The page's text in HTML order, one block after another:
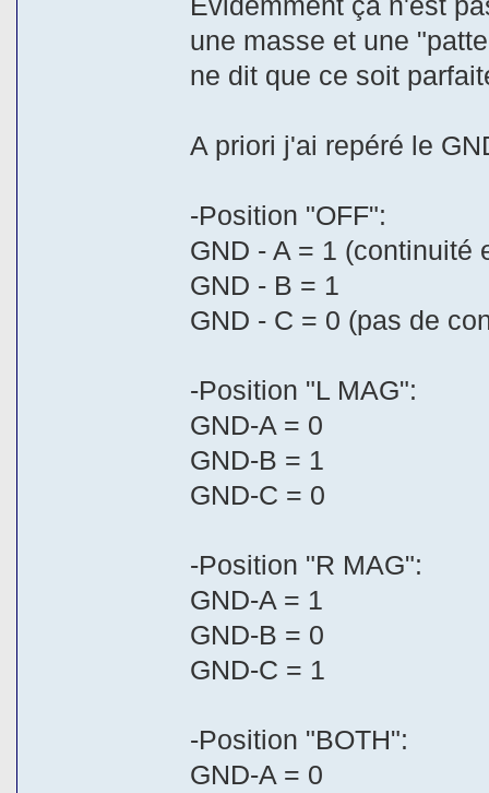
une masse et une
ne dit que ce soit
A priori j'ai repéré le
-Position "OFF":
GND - A = 1 (continuité
GND - B = 1
GND - C = 0 (pas de
-Position "L MAG":
GND-A = 0
GND-B = 1
GND-C = 0
-Position "R MAG":
GND-A = 1
GND-B = 0
GND-C = 1
-Position "BOTH":
GND-A = 0